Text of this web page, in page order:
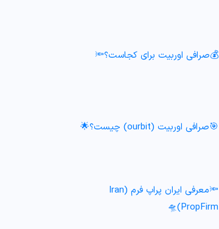
💰صرافی اوربیت برای کجاست؟🔦
🎯صرافی اوربیت (ourbit) چیست؟🌟
🔦معرفی ایران پراپ فرم (Iran
PropFirm)🛸